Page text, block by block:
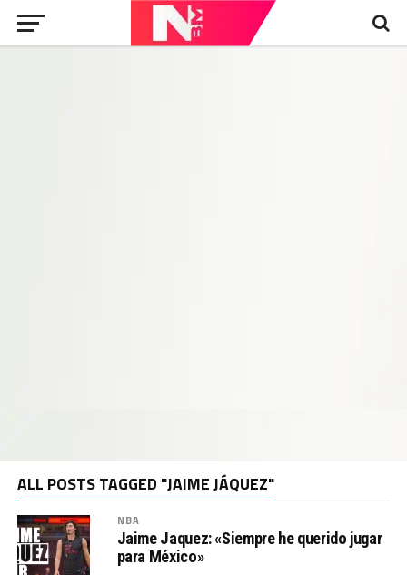
ALL POSTS TAGGED "JAIME JÁQUEZ"
NBA
Jaime Jaquez: «Siempre he querido jugar
para México»